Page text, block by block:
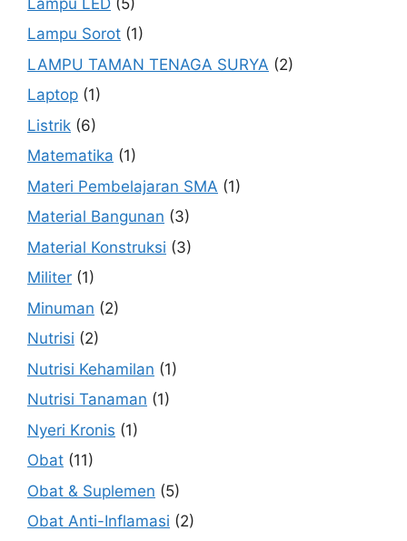
Lampu Sorot (1)
LAMPU TAMAN TENAGA SURYA (2)
Laptop (1)
Listrik (6)
Matematika (1)
Materi Pembelajaran SMA (1)
Material Bangunan (3)
Material Konstruksi (3)
Militer (1)
Minuman (2)
Nutrisi (2)
Nutrisi Kehamilan (1)
Nutrisi Tanaman (1)
Nyeri Kronis (1)
Obat (11)
Obat & Suplemen (5)
Obat Anti-Inflamasi (2)